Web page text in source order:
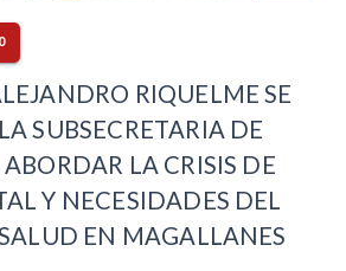
RIQUELME SE
SUBSECRETARIA DE
LA CRISIS DE
Y NECESIDADES DEL
EN MAGALLANES